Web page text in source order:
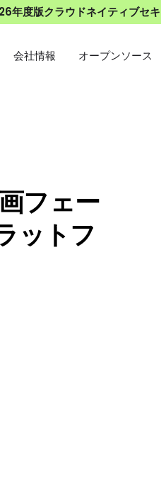
年度版クラウドネイティブセ
会社情報 オープンソース
フェー
ットフ